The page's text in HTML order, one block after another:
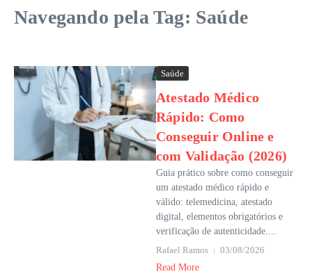
Navegando pela Tag: Saúde
Saúde
Atestado Médico
Rápido: Como
Conseguir Online e
com Validação (2026)
Guia prático sobre como conseguir
um atestado médico rápido e
válido: telemedicina, atestado
digital, elementos obrigatórios e
verificação de autenticidade....
Rafael Ramos
03/08/2026
Read More